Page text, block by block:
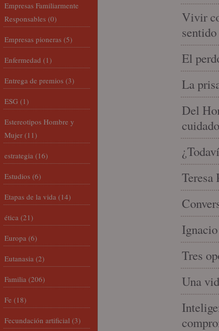
Vivir
El
La
Del
cuidado
Teresa
Tres
Una
Empresas Familiarmente
Responsables (0)
Empresas pioneras (5)
Enfermedad (1)
Entrega de premios (3)
ESG (1)
Estereotipos Hombre y
Mujer (11)
estrategia (16)
Estudios (6)
Etapas de la vida (14)
ética (21)
Europa (6)
Eutanasia (2)
Familia (206)
Fe (18)
Fecundación artificial (3)